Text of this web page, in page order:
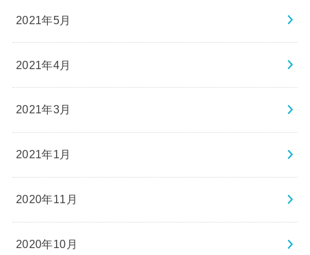
2021年5月
2021年4月
2021年3月
2021年1月
2020年11月
2020年10月